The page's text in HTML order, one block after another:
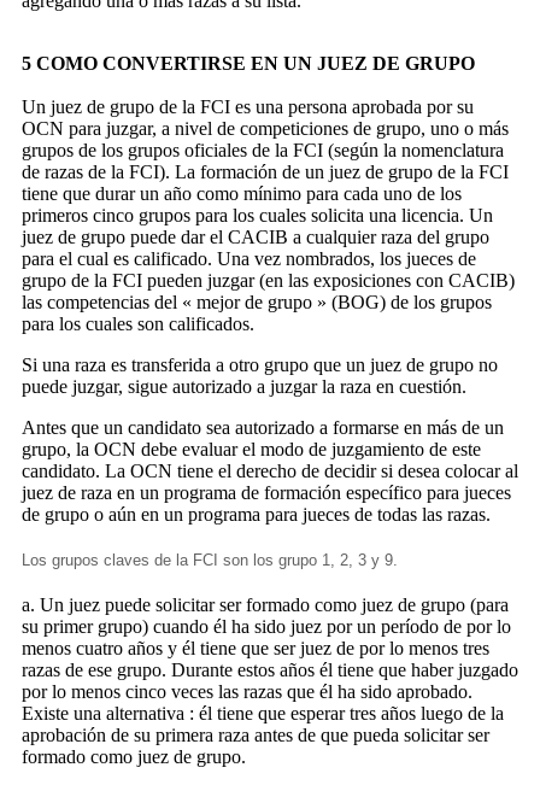
5 COMO CONVERTIRSE EN UN JUEZ DE GRUPO
Un juez de grupo de la FCI es una persona aprobada por su
OCN para juzgar, a nivel de competiciones de grupo, uno o más
grupos de los grupos oficiales de la FCI (según la nomenclatura
de razas de la FCI). La formación de un juez de grupo de la FCI
tiene que durar un año como mínimo para cada uno de los
primeros cinco grupos para los cuales solicita una licencia. Un
juez de grupo puede dar el CACIB a cualquier raza del grupo
para el cual es calificado. Una vez nombrados, los jueces de
grupo de la FCI pueden juzgar (en las exposiciones con CACIB)
las competencias del « mejor de grupo » (BOG) de los grupos
para los cuales son calificados.
Si una raza es transferida a otro grupo que un juez de grupo no
puede juzgar, sigue autorizado a juzgar la raza en cuestión.
Antes que un candidato sea autorizado a formarse en más de un
grupo, la OCN debe evaluar el modo de juzgamiento de este
candidato. La OCN tiene el derecho de decidir si desea colocar al
juez de raza en un programa de formación específico para jueces
de grupo o aún en un programa para jueces de todas las razas.
Los grupos claves de la FCI son los grupo 1, 2, 3 y 9.
a. Un juez puede solicitar ser formado como juez de grupo (para
su primer grupo) cuando él ha sido juez por un período de por lo
menos cuatro años y él tiene que ser juez de por lo menos tres
razas de ese grupo. Durante estos años él tiene que haber juzgado
por lo menos cinco veces las razas que él ha sido aprobado.
Existe una alternativa : él tiene que esperar tres años luego de la
aprobación de su primera raza antes de que pueda solicitar ser
formado como juez de grupo.